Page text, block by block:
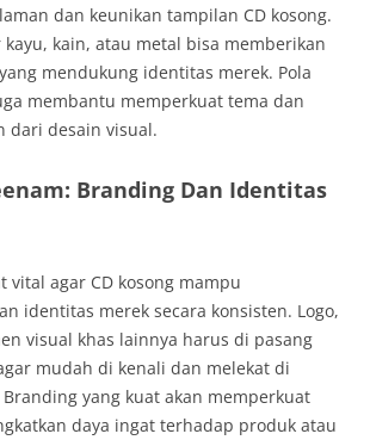
dan keunikan tampilan CD kosong.
kain, atau metal bisa memberikan
mendukung identitas merek. Pola
membantu memperkuat tema dan
dari desain visual.
Branding Dan Identitas
vital agar CD kosong mampu
identitas merek secara konsisten. Logo,
visual khas lainnya harus di pasang
mudah di kenali dan melekat di
yang kuat akan memperkuat
daya ingat terhadap produk atau